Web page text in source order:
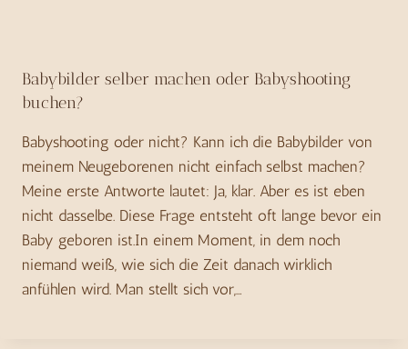
Babybilder selber machen oder Babyshooting
buchen?
Babyshooting oder nicht? Kann ich die Babybilder von
meinem Neugeborenen nicht einfach selbst machen?
Meine erste Antworte lautet: Ja, klar. Aber es ist eben
nicht dasselbe. Diese Frage entsteht oft lange bevor ein
Baby geboren ist.In einem Moment, in dem noch
niemand weiß, wie sich die Zeit danach wirklich
anfühlen wird. Man stellt sich vor,…